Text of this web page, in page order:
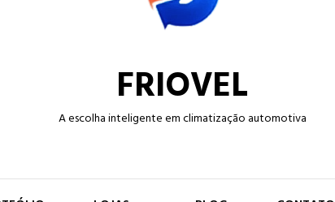
FRIOVEL
A escolha inteligente em climatização automotiva